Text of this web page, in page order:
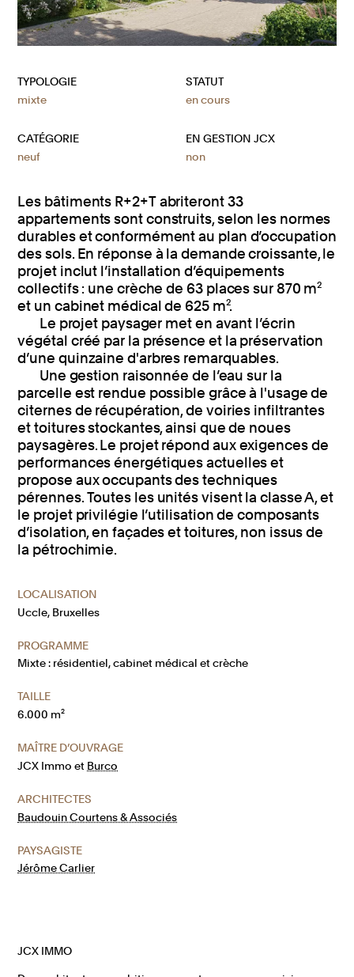
TYPOLOGIE
mixte
STATUT
en cours
CATÉGORIE
neuf
EN GESTION JCX
non
Les bâtiments R+2+T abriteront 33
appartements sont construits, selon les normes
durables et conformément au plan d’occupation
des sols. En réponse à la demande croissante, le
projet inclut l’installation d’équipements
collectifs : une crèche de 63 places sur 870 m²
et un cabinet médical de 625 m².
Le projet paysager met en avant l’écrin
végétal créé par la présence et la préservation
d’une quinzaine d'arbres remarquables.
Une gestion raisonnée de l’eau sur la
parcelle est rendue possible grâce à l'usage de
citernes de récupération, de voiries infiltrantes
et toitures stockantes, ainsi que de noues
paysagères. Le projet répond aux exigences de
performances énergétiques actuelles et
propose aux occupants des techniques
pérennes. Toutes les unités visent la classe A, et
le projet privilégie l’utilisation de composants
d’isolation, en façades et toitures, non issus de
la pétrochimie.
LOCALISATION
Uccle, Bruxelles
PROGRAMME
Mixte : résidentiel, cabinet médical et crèche
TAILLE
6.000 m²
MAÎTRE D’OUVRAGE
JCX Immo et Burco
ARCHITECTES
Baudouin Courtens & Associés
PAYSAGISTE
Jérôme Carlier
JCX IMMO